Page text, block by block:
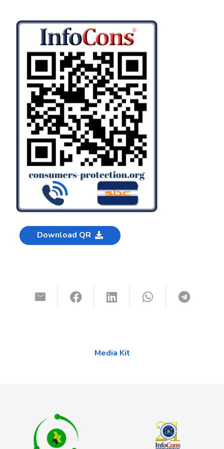
Download QR
Media Kit